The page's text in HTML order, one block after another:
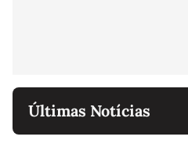
Últimas Notícias